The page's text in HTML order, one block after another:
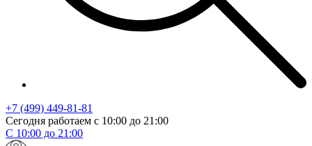
+7 (499) 449-81-81
Сегодня работаем с 10:00 до 21:00
С 10:00 до 21:00